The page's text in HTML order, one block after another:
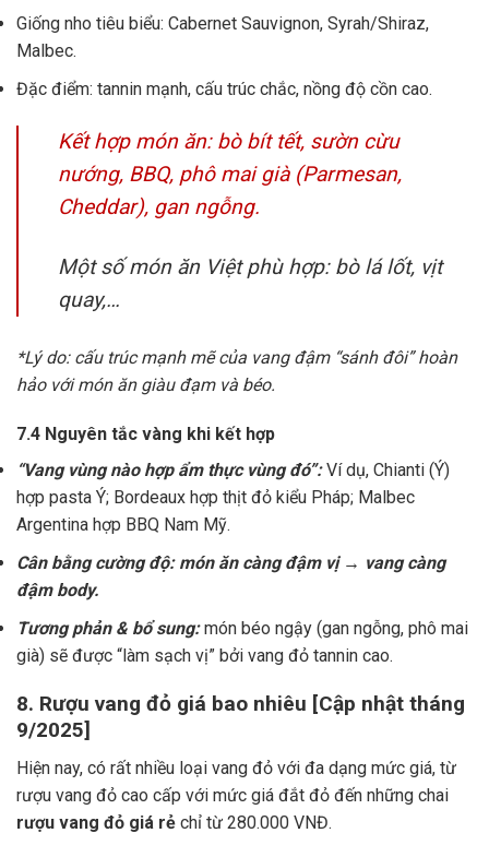
Giống nho tiêu biểu: Cabernet Sauvignon, Syrah/Shiraz,
Malbec.
Đặc điểm: tannin mạnh, cấu trúc chắc, nồng độ cồn cao.
Kết hợp món ăn: bò bít tết, sườn cừu
nướng, BBQ, phô mai già (Parmesan,
Cheddar), gan ngỗng.
Một số món ăn Việt phù hợp: bò lá lốt, vịt
quay,…
*Lý do: cấu trúc mạnh mẽ của vang đậm “sánh đôi” hoàn
hảo với món ăn giàu đạm và béo.
7.4 Nguyên tắc vàng khi kết hợp
“Vang vùng nào hợp ẩm thực vùng đó”:Ví dụ, Chianti (Ý)
hợp pasta Ý; Bordeaux hợp thịt đỏ kiểu Pháp; Malbec
Argentina hợp BBQ Nam Mỹ.
Cân bằng cường độ: món ăn càng đậm vị → vang càng
đậm body.
Tương phản & bổ sung:món béo ngậy (gan ngỗng, phô mai
già) sẽ được “làm sạch vị” bởi vang đỏ tannin cao.
8. Rượu vang đỏ giá bao nhiêu [Cập nhật tháng
9/2025]
Hiện nay, có rất nhiều loại vang đỏ với đa dạng mức giá, từ
rượu vang đỏ cao cấp với mức giá đắt đỏ đến những chai
rượu vang đỏ giá rẻ chỉ từ 280.000 VNĐ.